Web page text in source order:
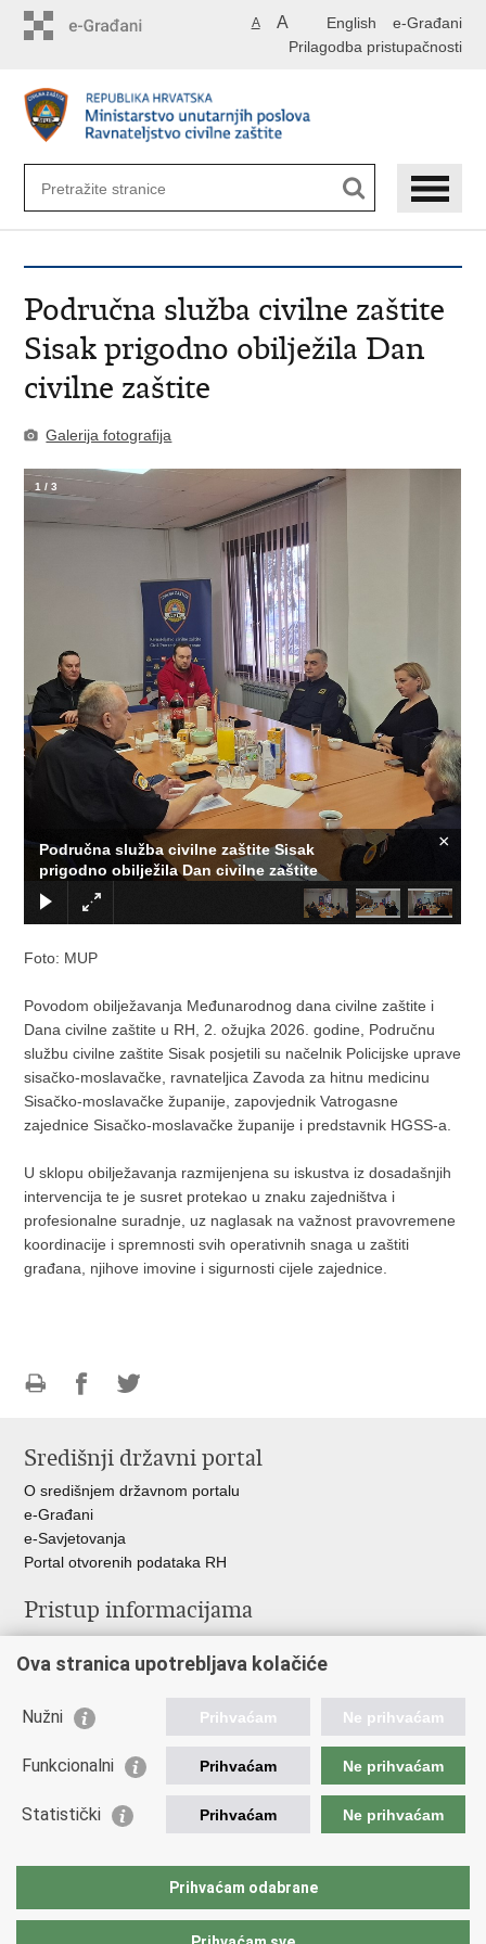
English e-Građani
A A
Prilagodba pristupačnosti
Područna služba civilne zaštite
Sisak prigodno obilježila Dan
civilne zaštite
Galerija fotografija
Područna služba civilne zaštite Sisak
prigodno obilježila Dan civilne zaštite
×
1 /3
Foto: MUP
Povodom obilježavanja Međunarodnog dana civilne zaštite i
Dana civilne zaštite u RH, 2. ožujka 2026. godine, Područnu
službu civilne zaštite Sisak posjetili su načelnik Policijske uprave
sisačko-moslavačke, ravnateljica Zavoda za hitnu medicinu
Sisačko-moslavačke županije, zapovjednik Vatrogasne
zajednice Sisačko-moslavačke županije i predstavnik HGSS-a.
U sklopu obilježavanja razmijenjena su iskustva iz dosadašnjih
intervencija te je susret protekao u znaku zajedništva i
profesionalne suradnje, uz naglasak na važnost pravovremene
koordinacije i spremnosti svih operativnih snaga u zaštiti
građana, njihove imovine i sigurnosti cijele zajednice.
FacebookuTwitteru
Središnji državni portal
O središnjem državnom portalu
e-Građani
e-Savjetovanja
Portal otvorenih podataka RH
Pristup informacijama
Savjetovanje
Zapošljavanje
Odnosi s javnošću
Važne poveznice
Ministarstvo unutarnjih poslova
Ova stranica upotrebljava kolačiće
Nužni Prihvaćam Ne prihvaćam
Funkcionalni Prihvaćam Ne prihvaćam
Statistički Prihvaćam Ne prihvaćam
Prihvaćam odabrane